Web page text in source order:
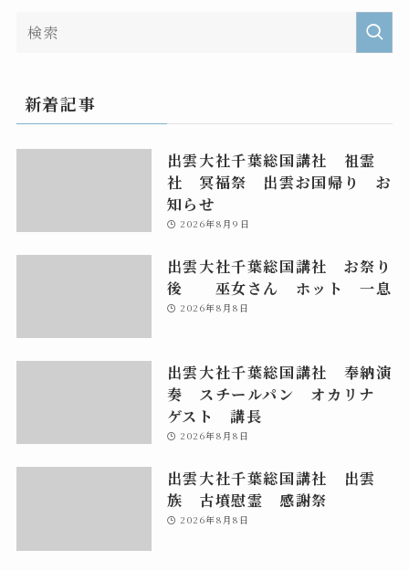
新着記事
出雲大社千葉総国講社 祖霊
社 冥福祭 出雲お国帰り お
知らせ
2026年8月9日
出雲大社千葉総国講社 お祭り
後 巫女さん ホット 一息
2026年8月8日
出雲大社千葉総国講社 奉納演
奏 スチールパン オカリナ
ゲスト 講長
2026年8月8日
出雲大社千葉総国講社 出雲
族 古墳慰霊 感謝祭
2026年8月8日